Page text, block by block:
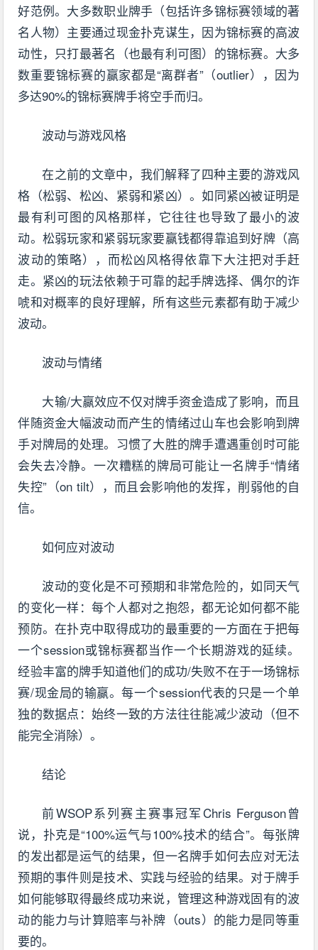
好范例。大多数职业牌手（包括许多锦标赛领域的著
名人物）主要通过现金扑克谋生，因为锦标赛的高波
动性，只打最著名（也最有利可图）的锦标赛。大多
数重要锦标赛的赢家都是“离群者”（outlier），因为
多达90%的锦标赛牌手将空手而归。
波动与游戏风格
在之前的文章中，我们解释了四种主要的游戏风
格（松弱、松凶、紧弱和紧凶）。如同紧凶被证明是
最有利可图的风格那样，它往往也导致了最小的波
动。松弱玩家和紧弱玩家要赢钱都得靠追到好牌（高
波动的策略），而松凶风格得依靠下大注把对手赶
走。紧凶的玩法依赖于可靠的起手牌选择、偶尔的诈
唬和对概率的良好理解，所有这些元素都有助于减少
波动。
波动与情绪
大输/大赢效应不仅对牌手资金造成了影响，而且
伴随资金大幅波动而产生的情绪过山车也会影响到牌
手对牌局的处理。习惯了大胜的牌手遭遇重创时可能
会失去冷静。一次糟糕的牌局可能让一名牌手“情绪
失控”（on tilt），而且会影响他的发挥，削弱他的自
信。
如何应对波动
波动的变化是不可预期和非常危险的，如同天气
的变化一样：每个人都对之抱怨，都无论如何都不能
预防。在扑克中取得成功的最重要的一方面在于把每
一个session或锦标赛都当作一个长期游戏的延续。
经验丰富的牌手知道他们的成功/失败不在于一场锦标
赛/现金局的输赢。每一个session代表的只是一个单
独的数据点：始终一致的方法往往能减少波动（但不
能完全消除）。
结论
前WSOP系列赛主赛事冠军Chris Ferguson曾
说，扑克是“100%运气与100%技术的结合”。每张牌
的发出都是运气的结果，但一名牌手如何去应对无法
预期的事件则是技术、实践与经验的结果。对于牌手
如何能够取得最终成功来说，管理这种游戏固有的波
动的能力与计算赔率与补牌（outs）的能力是同等重
要的。